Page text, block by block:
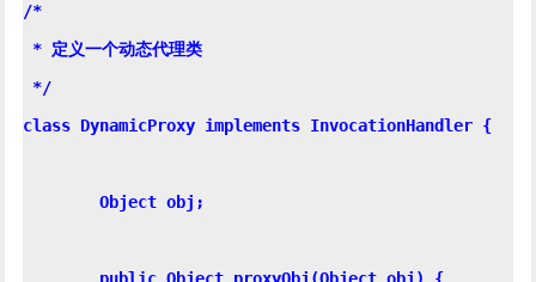
/*
* 定义一个动态代理类
*/
class DynamicProxy implements InvocationHandler {
	Object obj;